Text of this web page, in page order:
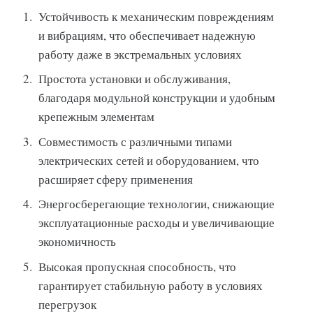
Устойчивость к механическим повреждениям
и вибрациям, что обеспечивает надежную
работу даже в экстремальных условиях
Простота установки и обслуживания,
благодаря модульной конструкции и удобным
крепежным элементам
Совместимость с различными типами
электрических сетей и оборудованием, что
расширяет сферу применения
Энергосберегающие технологии, снижающие
эксплуатационные расходы и увеличивающие
экономичность
Высокая пропускная способность, что
гарантирует стабильную работу в условиях
перегрузок